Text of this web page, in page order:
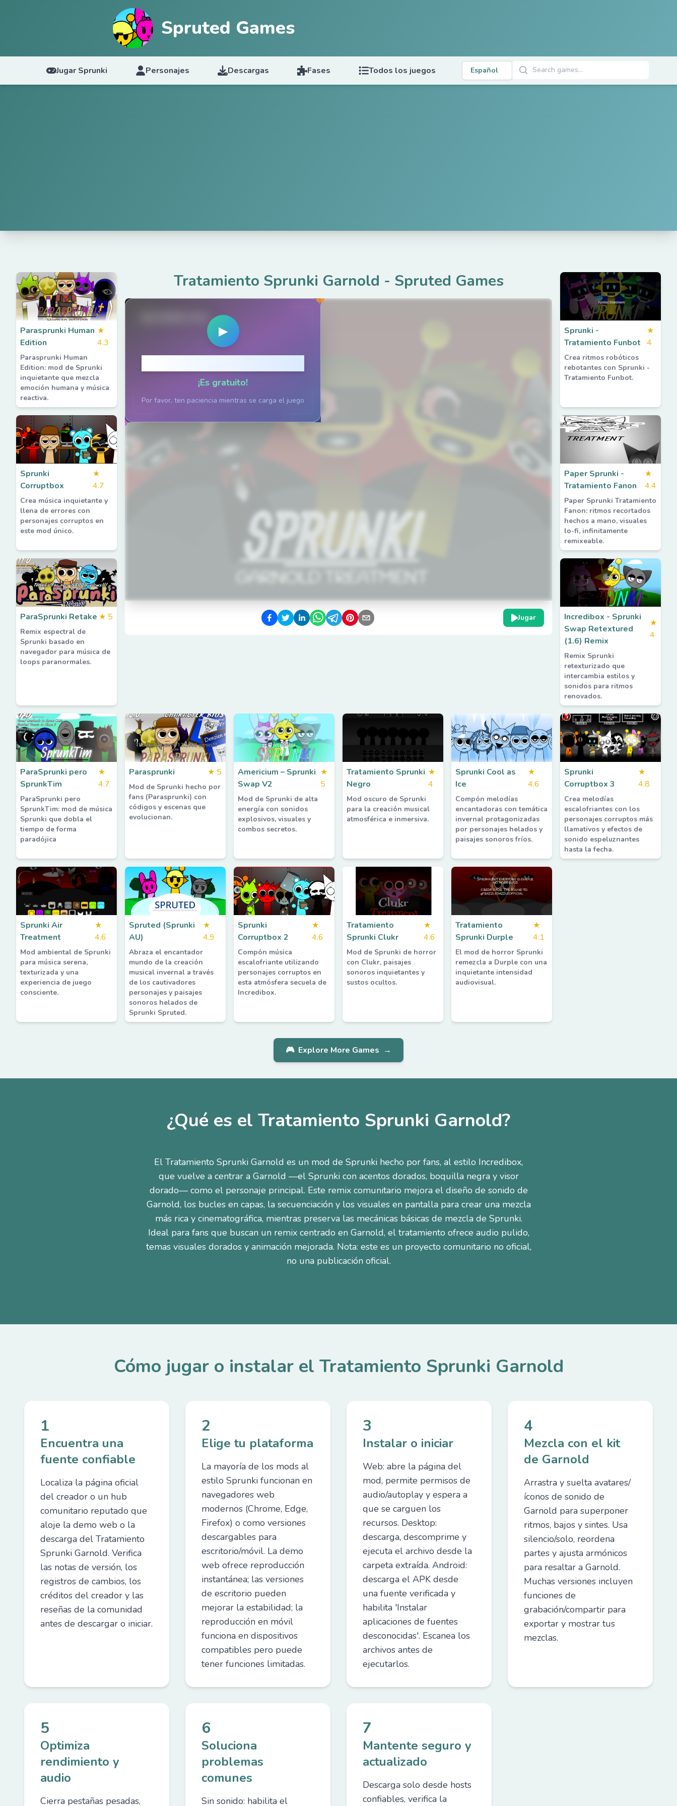
Spruted Games
Jugar Sprunki Personajes Descargas Fases Todos los juegos Español Buscar juegos
Parasprunki Human
Edition
★
4.3
Parasprunki Human
Edition: mod de Sprunki
inquietante que mezcla
emoción humana y música
reactiva.
Tratamiento Sprunki Garnold - Spruted Games
▶
¡Es gratuito!
Por favor, ten paciencia mientras se carga el juego
Jugar
Sprunki -
Tratamiento Funbot
★
4
Crea ritmos robóticos
rebotantes con Sprunki -
Tratamiento Funbot.
Sprunki
Corruptbox
★
4.7
Crea música inquietante y
llena de errores con
personajes corruptos en
este mod único.
Paper Sprunki -
Tratamiento Fanon
★
4.4
Paper Sprunki Tratamiento
Fanon: ritmos recortados
hechos a mano, visuales
lo-fi, infinitamente
remixeable.
ParaSprunki Retake ★ 5
Remix espectral de
Sprunki basado en
navegador para música de
loops paranormales.
Incredibox - Sprunki
Swap Retextured
(1.6) Remix
★
4
Remix Sprunki
retexturizado que
intercambia estilos y
sonidos para ritmos
renovados.
ParaSprunki pero
SprunkTim
★
4.7
ParaSprunki pero
SprunkTim: mod de música
Sprunki que dobla el
tiempo de forma
paradójica
Parasprunki ★ 5
Mod de Sprunki hecho por
fans (Parasprunki) con
códigos y escenas que
evolucionan.
Americium – Sprunki
Swap V2
★
5
Mod de Sprunki de alta
energía con sonidos
explosivos, visuales y
combos secretos.
Tratamiento Sprunki
Negro
★
4
Mod oscuro de Sprunki
para la creación musical
atmosférica e inmersiva.
Sprunki Cool as
Ice
★
4.6
Compón melodías
encantadoras con temática
invernal protagonizadas
por personajes helados y
paisajes sonoros fríos.
Sprunki
Corruptbox 3
★
4.8
Crea melodías
escalofriantes con los
personajes corruptos más
llamativos y efectos de
sonido espeluznantes
hasta la fecha.
Sprunki Air
Treatment
★
4.6
Mod ambiental de Sprunki
para música serena,
texturizada y una
experiencia de juego
consciente.
Spruted (Sprunki
AU)
★
4.9
Abraza el encantador
mundo de la creación
musical invernal a través
de los cautivadores
personajes y paisajes
sonoros helados de
Sprunki Spruted.
Sprunki
Corruptbox 2
★
4.6
Compón música
escalofriante utilizando
personajes corruptos en
esta atmósfera secuela de
Incredibox.
Tratamiento
Sprunki Clukr
★
4.6
Mod de Sprunki de horror
con Clukr, paisajes
sonoros inquietantes y
sustos ocultos.
Tratamiento
Sprunki Durple
★
4.1
El mod de horror Sprunki
remezcla a Durple con una
inquietante intensidad
audiovisual.
🎮 Explore More Games →
¿Qué es el Tratamiento Sprunki Garnold?
El Tratamiento Sprunki Garnold es un mod de Sprunki hecho por fans, al estilo Incredibox,
que vuelve a centrar a Garnold —el Sprunki con acentos dorados, boquilla negra y visor
dorado— como el personaje principal. Este remix comunitario mejora el diseño de sonido de
Garnold, los bucles en capas, la secuenciación y los visuales en pantalla para crear una mezcla
más rica y cinematográfica, mientras preserva las mecánicas básicas de mezcla de Sprunki.
Ideal para fans que buscan un remix centrado en Garnold, el tratamiento ofrece audio pulido,
temas visuales dorados y animación mejorada. Nota: este es un proyecto comunitario no oficial,
no una publicación oficial.
Cómo jugar o instalar el Tratamiento Sprunki Garnold
1
Encuentra una
fuente confiable
Localiza la página oficial
del creador o un hub
comunitario reputado que
aloje la demo web o la
descarga del Tratamiento
Sprunki Garnold. Verifica
las notas de versión, los
registros de cambios, los
créditos del creador y las
reseñas de la comunidad
antes de descargar o iniciar.
2
Elige tu plataforma
La mayoría de los mods al
estilo Sprunki funcionan en
navegadores web
modernos (Chrome, Edge,
Firefox) o como versiones
descargables para
escritorio/móvil. La demo
web ofrece reproducción
instantánea; las versiones
de escritorio pueden
mejorar la estabilidad; la
reproducción en móvil
funciona en dispositivos
compatibles pero puede
tener funciones limitadas.
3
Instalar o iniciar
Web: abre la página del
mod, permite permisos de
audio/autoplay y espera a
que se carguen los
recursos. Desktop:
descarga, descomprime y
ejecuta el archivo desde la
carpeta extraída. Android:
descarga el APK desde
una fuente verificada y
habilita 'Instalar
aplicaciones de fuentes
desconocidas'. Escanea los
archivos antes de
ejecutarlos.
4
Mezcla con el kit
de Garnold
Arrastra y suelta avatares/
íconos de sonido de
Garnold para superponer
ritmos, bajos y sintes. Usa
silencio/solo, reordena
partes y ajusta armónicos
para resaltar a Garnold.
Muchas versiones incluyen
funciones de
grabación/compartir para
exportar y mostrar tus
mezclas.
5
Optimiza
rendimiento y
audio
Cierra pestañas pesadas,
6
Soluciona
problemas
comunes
Sin sonido: habilita el
7
Mantente seguro y
actualizado
Descarga solo desde hosts
confiables, verifica la